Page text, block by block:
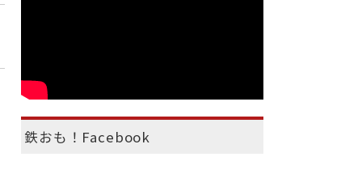
鉄おも！Facebook